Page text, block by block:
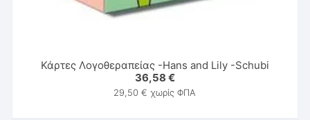
Κάρτες Λογοθεραπείας -Hans and Lily -Schubi
36,58 €
29,50€ χωρίς ΦΠΑ